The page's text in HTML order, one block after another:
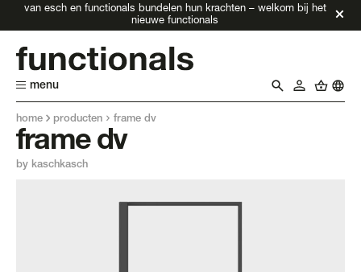
van esch en functionals bundelen hun krachten – welkom bij het
nieuwe functionals
menu
home producten frame dv
frame dv
by kaschkasch